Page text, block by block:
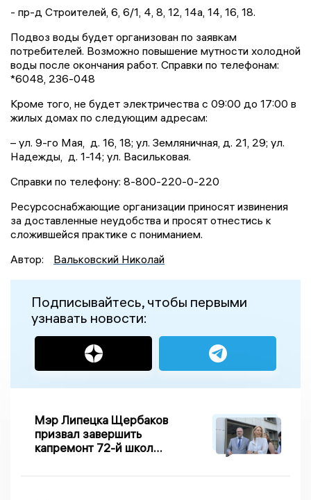
- пр-д Строителей, 6, 6/1, 4, 8, 12, 14а, 14, 16, 18.
Подвоз воды будет организован по заявкам
потребителей. Возможно повышение мутности холодной
воды после окончания работ. Справки по телефонам:
*6048, 236-048
Кроме того, не будет электричества с 09:00 до 17:00 в
жилых домах по следующим адресам:
– ул. 9-го Мая, д. 16, 18; ул. Земляничная, д. 21, 29; ул.
Надежды, д. 1-14; ул. Васильковая.
Справки по телефону: 8-800-220-0-220
Ресурсоснабжающие организации приносят извинения
за доставленные неудобства и просят отнестись к
сложившейся практике с пониманием.
Автор:
Вальковский Николай
Подписывайтесь, чтобы первыми
узнавать новости:
Мэр Липецка Щербаков
призвал завершить
капремонт 72-й школы